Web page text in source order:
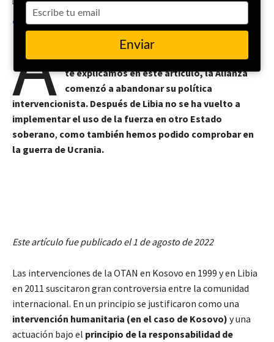
Lucía Carbayo
A
raíz de las polémicas operaciones de la
OTAN principalmente en Libia y Kosovo,que
te explicamos en este artículo,la Alianza
comenzó a abandonar su política
intervencionista. Después de Libia no se ha vuelto a
implementar el uso de la fuerza en otro Estado
soberano, como también hemos podido comprobar en
la guerra de Ucrania.
Este artículo fue publicado el 1 de agosto de 2022
Las intervenciones de la OTAN en Kosovo en 1999 y en Libia
en 2011 suscitaron gran controversia entre la comunidad
internacional. En un principio se justificaron como una
intervención humanitaria (en el caso de Kosovo) y una
actuación bajo el principio de la responsabilidad de
name
Type
your
email
Enviar